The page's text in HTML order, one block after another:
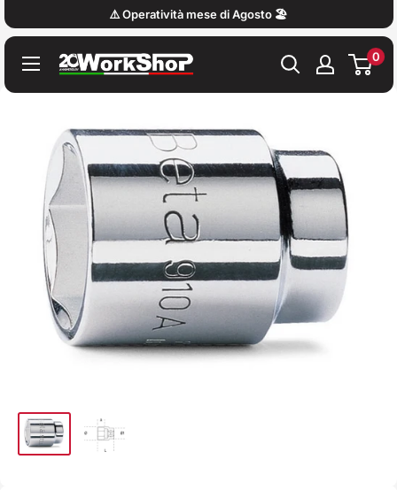
al
contenuto
⚠️ Operatività mese di Agosto 🏖️
Work
0